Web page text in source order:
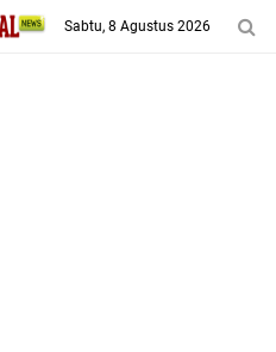
Sabtu, 8 Agustus 2026